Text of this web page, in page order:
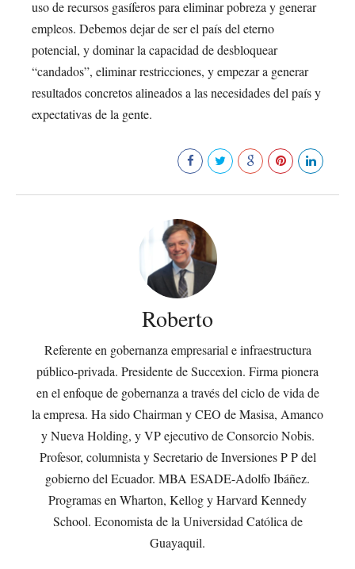
uso de recursos gasíferos para eliminar pobreza y generar
empleos. Debemos dejar de ser el país del eterno
potencial, y dominar la capacidad de desbloquear
“candados”, eliminar restricciones, y empezar a generar
resultados concretos alineados a las necesidades del país y
expectativas de la gente.
Roberto
Referente en gobernanza empresarial e infraestructura
público-privada. Presidente de Succexion. Firma pionera
en el enfoque de gobernanza a través del ciclo de vida de
la empresa. Ha sido Chairman y CEO de Masisa, Amanco
y Nueva Holding, y VP ejecutivo de Consorcio Nobis.
Profesor, columnista y Secretario de Inversiones P P del
gobierno del Ecuador. MBA ESADE-Adolfo Ibáñez.
Programas en Wharton, Kellog y Harvard Kennedy
School. Economista de la Universidad Católica de
Guayaquil.